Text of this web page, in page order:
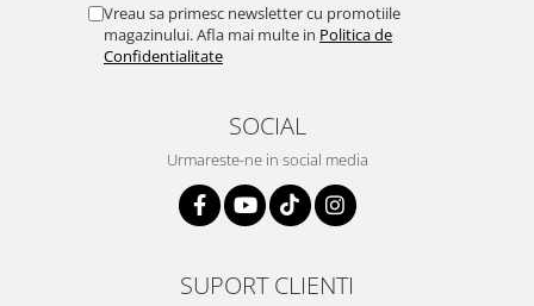
Vreau sa primesc newsletter cu promotiile
magazinului. Afla mai multe in Politica de
Confidentialitate
SOCIAL
Urmareste-ne in social media
SUPORT CLIENTI